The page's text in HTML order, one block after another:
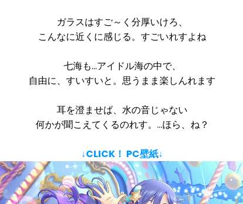
ガラスはすご～く分厚いけろ、
こんなに近くに感じる。すごいれすよね
七海も…アイドル海の中で、
自由に、すいすいと。思うまま楽しんれます
耳を澄ませば、水の音じゃない
何かが聞こえてくるのれす。…ほら、ね？
↓CLICK！ PC壁紙↓